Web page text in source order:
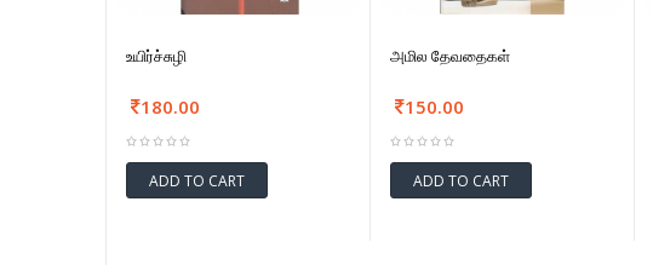
உயிர்ச்சுழி
180.00
ADD TO CART
அமில தேவதைகள்
150.00
ADD TO CART